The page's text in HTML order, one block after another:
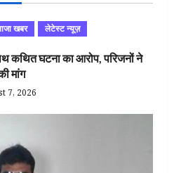
खबर लेटेस्ट न्यूज़
कथित घटना का आरोप, परिजनों ने
मांग
7, 2026